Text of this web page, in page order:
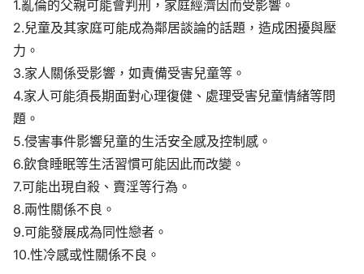
1.亂倫的父親可能會判刑，家庭經濟因而受影響。
2.兒童及其家庭可能成為鄰居談論的話題，造成困擾與壓
力。
3.家人關係受影響，如責備受害兒童等。
4.家人可能須長期面對心理復健、處理受害兒童情緒等問
題。
5.侵害事件影響兒童的生活安全感及控制感。
6.飲食睡眠等生活習慣可能因此而改變。
7.可能出現自殺、賣淫等行為。
8.兩性關係不良。
9.可能發展成為同性戀者。
10.性冷感或性關係不良。